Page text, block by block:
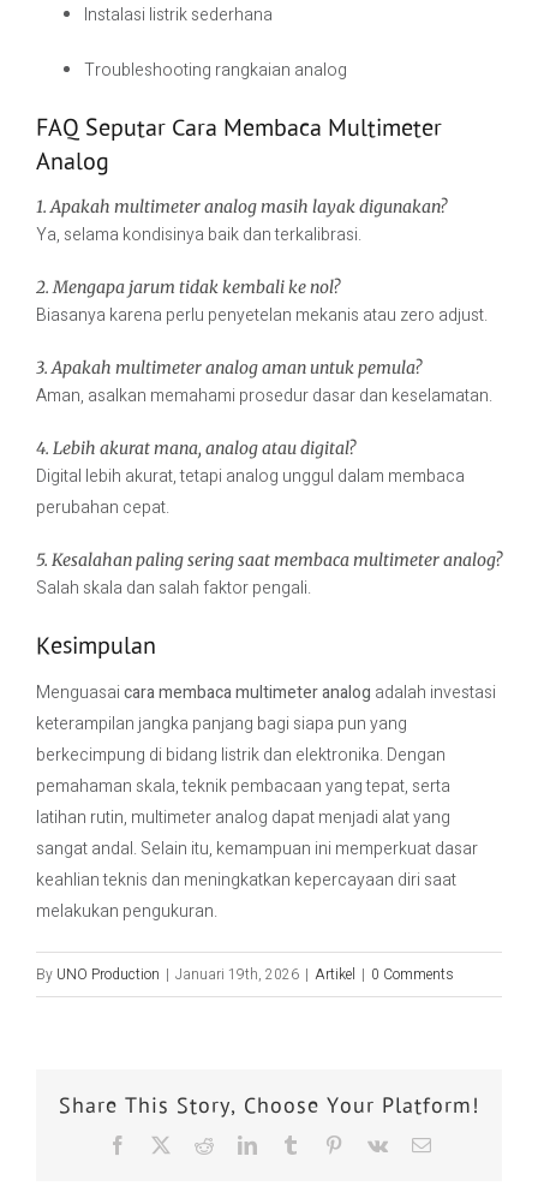
Instalasi listrik sederhana
Troubleshooting rangkaian analog
FAQ Seputar Cara Membaca Multimeter
Analog
1. Apakah multimeter analog masih layak digunakan?
Ya, selama kondisinya baik dan terkalibrasi.
2. Mengapa jarum tidak kembali ke nol?
Biasanya karena perlu penyetelan mekanis atau zero adjust.
3. Apakah multimeter analog aman untuk pemula?
Aman, asalkan memahami prosedur dasar dan keselamatan.
4. Lebih akurat mana, analog atau digital?
Digital lebih akurat, tetapi analog unggul dalam membaca
perubahan cepat.
5. Kesalahan paling sering saat membaca multimeter analog?
Salah skala dan salah faktor pengali.
Kesimpulan
Menguasaicara membaca multimeter analog adalah investasi
keterampilan jangka panjang bagi siapa pun yang
berkecimpung di bidang listrik dan elektronika. Dengan
pemahaman skala, teknik pembacaan yang tepat, serta
latihan rutin, multimeter analog dapat menjadi alat yang
sangat andal. Selain itu, kemampuan ini memperkuat dasar
keahlian teknis dan meningkatkan kepercayaan diri saat
melakukan pengukuran.
By UNO Production | Januari 19th, 2026 | Artikel | 0 Comments
Share This Story, Choose Your Platform!